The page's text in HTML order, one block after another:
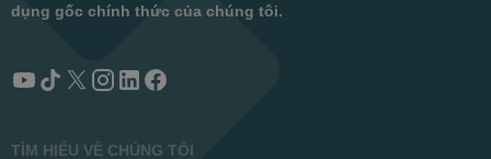
dụng gốc chính thức của chúng tôi.
TÌM HIỂU VỀ CHÚNG TÔI